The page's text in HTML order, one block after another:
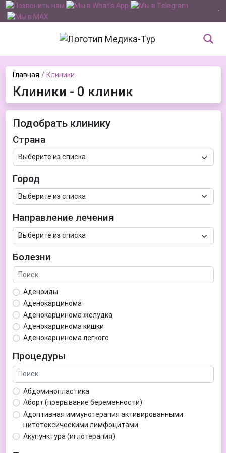
Главная Клиники
Клиники - 0 клиник
Подобрать клинику
Страна
Город
Направление лечения
Болезни
Аденоиды
Аденокарцинома
Аденокарцинома желудка
Аденокарцинома кишки
Аденокарцинома легкого
Аденома гипофиза
Аденома простаты
Аденома щитовидной железы
Аденомиоз
Адентия
Азооспермия
Акне (угри)
Алкоголизм
Процедуры
Абдоминопластика
Аборт (прерывание беременности)
Адоптивная иммунотерапия активированными
цитотоксическими лимфоцитами
Акупунктура (иглотерапия)